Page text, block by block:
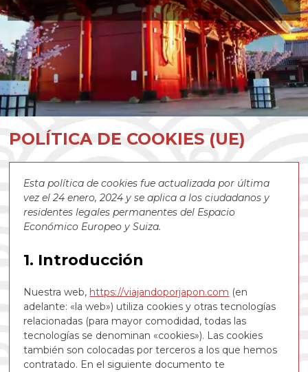
POLÍTICA DE COOKIES (UE)
Esta política de cookies fue actualizada por última
vez el 24 enero, 2024 y se aplica a los ciudadanos y
residentes legales permanentes del Espacio
Económico Europeo y Suiza.
1. Introducción
Nuestra web, https://viajandoporjapon.com (en
adelante: «la web») utiliza cookies y otras tecnologías
relacionadas (para mayor comodidad, todas las
tecnologías se denominan «cookies»). Las cookies
también son colocadas por terceros a los que hemos
contratado. En el siguiente documento te